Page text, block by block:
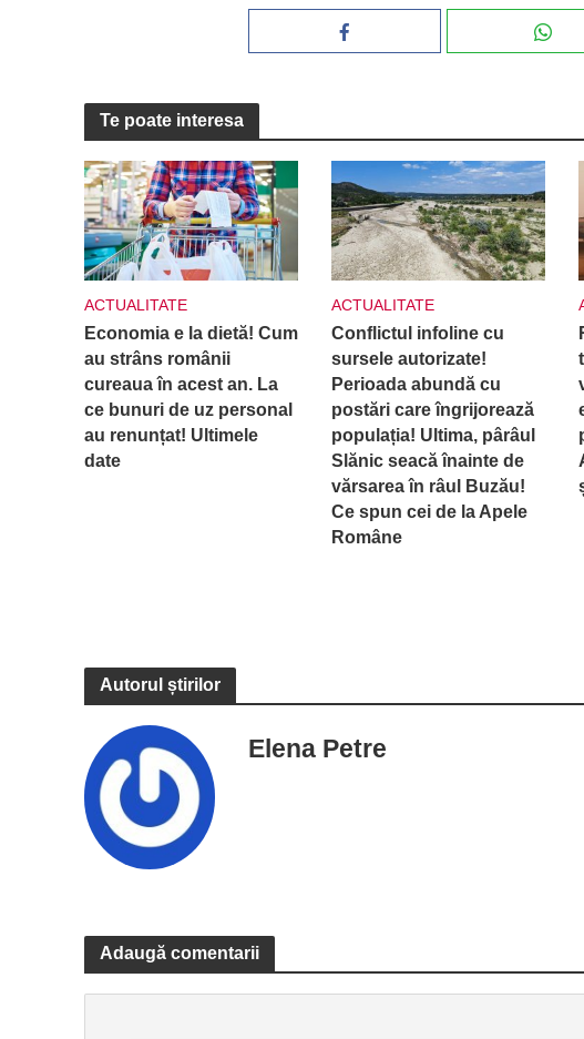
Te poate interesa
ACTUALITATE
Economia e la dietă! Cum
au strâns românii
cureaua în acest an. La
ce bunuri de uz personal
au renunțat! Ultimele
date
ACTUALITATE
Conflictul infoline cu
sursele autorizate!
Perioada abundă cu
postări care îngrijorează
populația! Ultima, pârâul
Slănic seacă înainte de
vărsarea în râul Buzău!
Ce spun cei de la Apele
Române
Autorul știrilor
Elena Petre
Adaugă comentarii